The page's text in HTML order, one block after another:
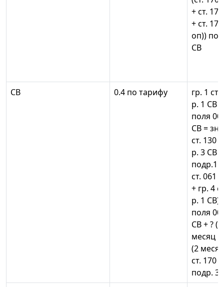
+ ст.
+ ст.
оп))
СВ
СВ 0.4 по тарифу
гр. 1
р. 1 СВ
поля
СВ =
ст. 130
р. 3 СВ
подр.1
ст. 061
+ гр. 4
р. 1 СВ)
поля
СВ + ?
месяц
(2
ст. 170
подр.